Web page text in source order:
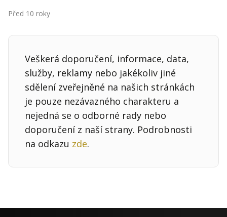
Před 10 roky
Veškerá doporučení, informace, data,
služby, reklamy nebo jakékoliv jiné
sdělení zveřejněné na našich stránkách
je pouze nezávazného charakteru a
nejedná se o odborné rady nebo
doporučení z naší strany. Podrobnosti
na odkazu zde.